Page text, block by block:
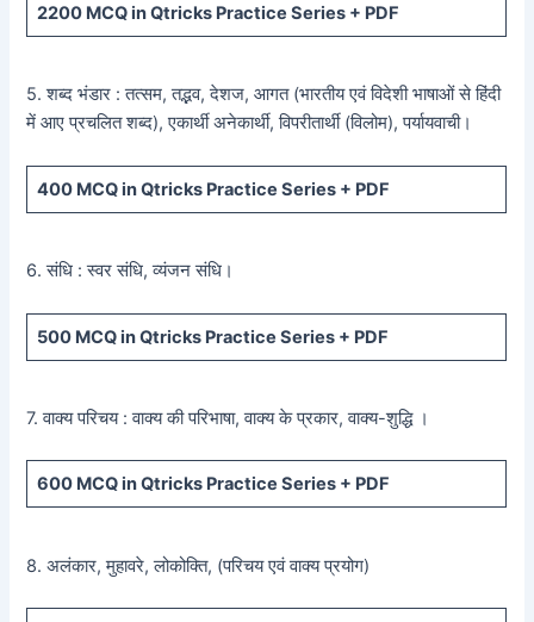
2200 MCQ in Qtricks Practice Series + PDF
5. शब्द भंडार : तत्सम, तद्भव, देशज, आगत (भारतीय एवं विदेशी भाषाओं से हिंदी
में आए प्रचलित शब्द), एकार्थी अनेकार्थी, विपरीतार्थी (विलोम), पर्यायवाची।
400 MCQ in Qtricks Practice Series + PDF
6. संधि : स्वर संधि, व्यंजन संधि।
500 MCQ in Qtricks Practice Series + PDF
7. वाक्य परिचय : वाक्य की परिभाषा, वाक्य के प्रकार, वाक्य-शुद्धि ।
600 MCQ in Qtricks Practice Series + PDF
8. अलंकार, मुहावरे, लोकोक्ति, (परिचय एवं वाक्य प्रयोग)